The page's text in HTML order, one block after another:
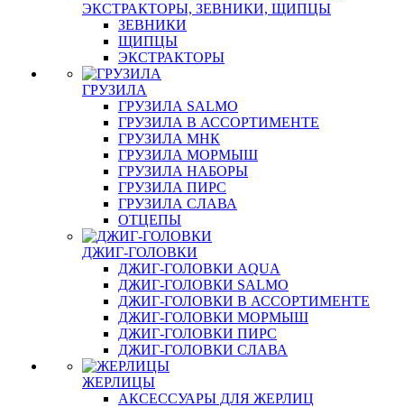
ЭКСТРАКТОРЫ, ЗЕВНИКИ, ЩИПЦЫ
ЗЕВНИКИ
ЩИПЦЫ
ЭКСТРАКТОРЫ
ГРУЗИЛА
ГРУЗИЛА SALMO
ГРУЗИЛА В АССОРТИМЕНТЕ
ГРУЗИЛА МНК
ГРУЗИЛА МОРМЫШ
ГРУЗИЛА НАБОРЫ
ГРУЗИЛА ПИРС
ГРУЗИЛА СЛАВА
ОТЦЕПЫ
ДЖИГ-ГОЛОВКИ
ДЖИГ-ГОЛОВКИ AQUA
ДЖИГ-ГОЛОВКИ SALMO
ДЖИГ-ГОЛОВКИ В АССОРТИМЕНТЕ
ДЖИГ-ГОЛОВКИ МОРМЫШ
ДЖИГ-ГОЛОВКИ ПИРС
ДЖИГ-ГОЛОВКИ СЛАВА
ЖЕРЛИЦЫ
АКСЕССУАРЫ ДЛЯ ЖЕРЛИЦ